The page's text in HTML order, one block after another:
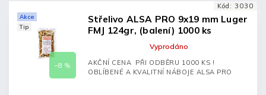
Akce
Tip
–8 %
Střelivo ALSA PRO 9x19 mm Luger
FMJ 124gr, (balení) 1000 ks
Vyprodáno
AKČNÍ CENA PŘI ODBĚRU 1000 KS !
OBLÍBENÉ A KVALITNÍ NÁBOJE ALSA PRO
Kód: 3030